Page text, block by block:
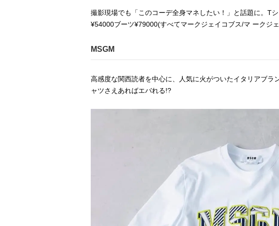
撮影現場でも「このコーデ全身マネしたい！」と話題に。T
¥54000ブーツ¥79000(すべてマークジェイコブス/マ ークジ
MSGM
高感度な関西読者を中心に、人気に火がついたイタリアブラ
ャツさえあればエバれる!?
【プロ伝授】”韓国っ
ブヘア簡単アレンジ